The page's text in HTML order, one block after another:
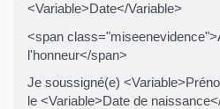
<Variable>Date</Variable>
<span
l'honneur</span>
Je soussigné(e)
le <Variable>Date de